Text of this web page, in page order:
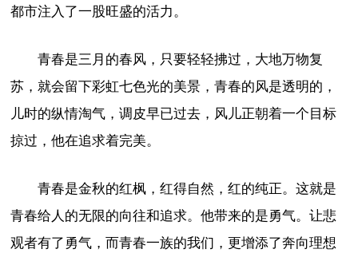
都市注入了一股旺盛的活力。
青春是三月的春风，只要轻轻拂过，大地万物复
苏，就会留下彩虹七色光的美景，青春的风是透明的，
儿时的纵情淘气，调皮早已过去，风儿正朝着一个目标
掠过，他在追求着完美。
青春是金秋的红枫，红得自然，红的纯正。这就是
青春给人的无限的向往和追求。他带来的是勇气。让悲
观者有了勇气，而青春一族的我们，更增添了奔向理想